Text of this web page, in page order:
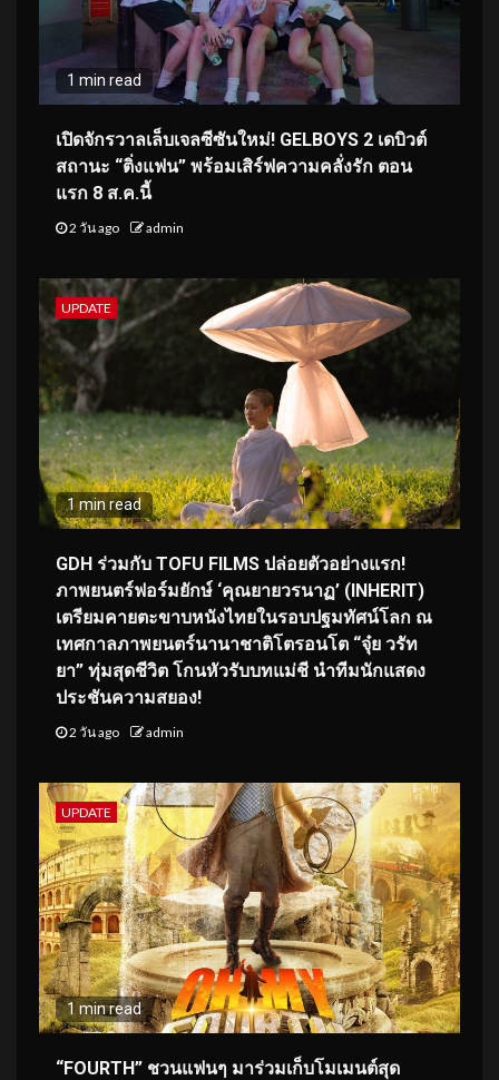
1 min read
เปิดจักรวาลเล็บเจลซีซันใหม่! GELBOYS 2 เดบิวต์
สถานะ “ติ่งแฟน” พร้อมเสิร์ฟความคลั่งรัก ตอน
แรก 8 ส.ค.นี้
2 วัน ago admin
UPDATE
1 min read
GDH ร่วมกับ TOFU FILMS ปล่อยตัวอย่างแรก!
ภาพยนตร์ฟอร์มยักษ์ ‘คุณยายวรนาฏ’ (INHERIT)
เตรียมคายตะขาบหนังไทยในรอบปฐมทัศน์โลก ณ
เทศกาลภาพยนตร์นานาชาติโตรอนโต “จุ๋ย วรัท
ยา” ทุ่มสุดชีวิต โกนหัวรับบทแม่ชี นำทีมนักแสดง
ประชันความสยอง!
2 วัน ago admin
UPDATE
1 min read
“FOURTH” ชวนแฟนๆ มาร่วมเก็บโมเมนต์สุด